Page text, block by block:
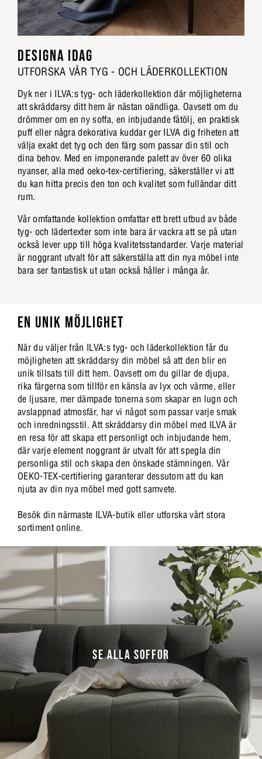
DESIGNA IDAG
UTFORSKA VÅR TYG - OCH LÄDERKOLLEKTION
Dyk ner i ILVA:s tyg- och läderkollektion där möjligheterna
att skräddarsy ditt hem är nästan oändliga. Oavsett om du
drömmer om en ny soffa, en inbjudande fåtölj, en praktisk
puff eller några dekorativa kuddar ger ILVA dig friheten att
välja exakt det tyg och den färg som passar din stil och
dina behov. Med en imponerande palett av över 60 olika
nyanser, alla med oeko-tex-certifiering, säkerställer vi att
du kan hitta precis den ton och kvalitet som fulländar ditt
rum.
Vår omfattande kollektion omfattar ett brett utbud av både
tyg- och lädertexter som inte bara är vackra att se på utan
också lever upp till höga kvalitetsstandarder. Varje material
är noggrant utvalt för att säkerställa att din nya möbel inte
bara ser fantastisk ut utan också håller i många år.
EN UNIK MÖJLIGHET
När du väljer från ILVA:s tyg- och läderkollektion får du
möjligheten att skräddarsy din möbel så att den blir en
unik tillsats till ditt hem. Oavsett om du gillar de djupa,
rika färgerna som tillför en känsla av lyx och värme, eller
de ljusare, mer dämpade tonerna som skapar en lugn och
avslappnad atmosfär, har vi något som passar varje smak
och inredningsstil. Att skräddarsy din möbel med ILVA är
en resa för att skapa ett personligt och inbjudande hem,
där varje element noggrant är utvalt för att spegla din
personliga stil och skapa den önskade stämningen. Vår
OEKO-TEX-certifiering garanterar dessutom att du kan
njuta av din nya möbel med gott samvete.
Besök din närmaste ILVA-butik eller utforska vårt stora
sortiment online.
SE ALLA SOFFOR